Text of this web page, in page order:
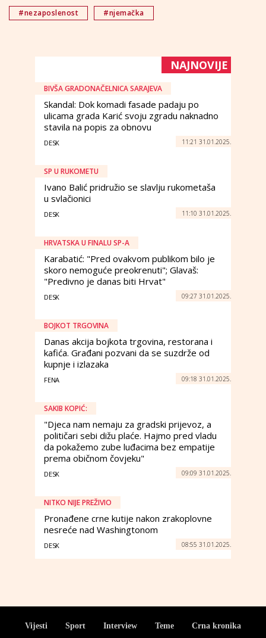
#nezaposlenost #njemačka
NAJNOVIJE
BIVŠA GRADONAČELNICA SARAJEVA
Skandal: Dok komadi fasade padaju po
ulicama grada Karić svoju zgradu naknadno
stavila na popis za obnovu
DESK 11:21 31.01.2025.
SP U RUKOMETU
Ivano Balić pridružio se slavlju rukometaša
u svlačionici
DESK 11:10 31.01.2025.
HRVATSKA U FINALU SP-A
Karabatić: "Pred ovakvom publikom bilo je
skoro nemoguće preokrenuti"; Glavaš:
"Predivno je danas biti Hrvat"
DESK 09:27 31.01.2025.
BOJKOT TRGOVINA
Danas akcija bojkota trgovina, restorana i
kafića. Građani pozvani da se suzdrže od
kupnje i izlazaka
FENA 09:18 31.01.2025.
SAKIB KOPIĆ:
"Djeca nam nemaju za gradski prijevoz, a
političari sebi dižu plaće. Hajmo pred vladu
da pokažemo zube luđacima bez empatije
prema običnom čovjeku"
DESK 09:09 31.01.2025.
NITKO NIJE PREŽIVIO
Pronađene crne kutije nakon zrakoplovne
nesreće nad Washingtonom
DESK 08:55 31.01.2025.
Vijesti Sport Interview Teme Crna kronika